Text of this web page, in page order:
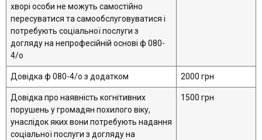
хворі особи не можуть самостійно
пересуватися та самообслуговуватися і
потребують соціальної послуги з
догляду на непрофесійній основі ф 080-
4/о
Довідка ф 080-4/о з додатком 2000 грн
Довідка про наявність когнітивних
порушень у громадян похилого віку,
унаслідок яких вони потребують надання
соціальної послуги з догляду на
1500 грн